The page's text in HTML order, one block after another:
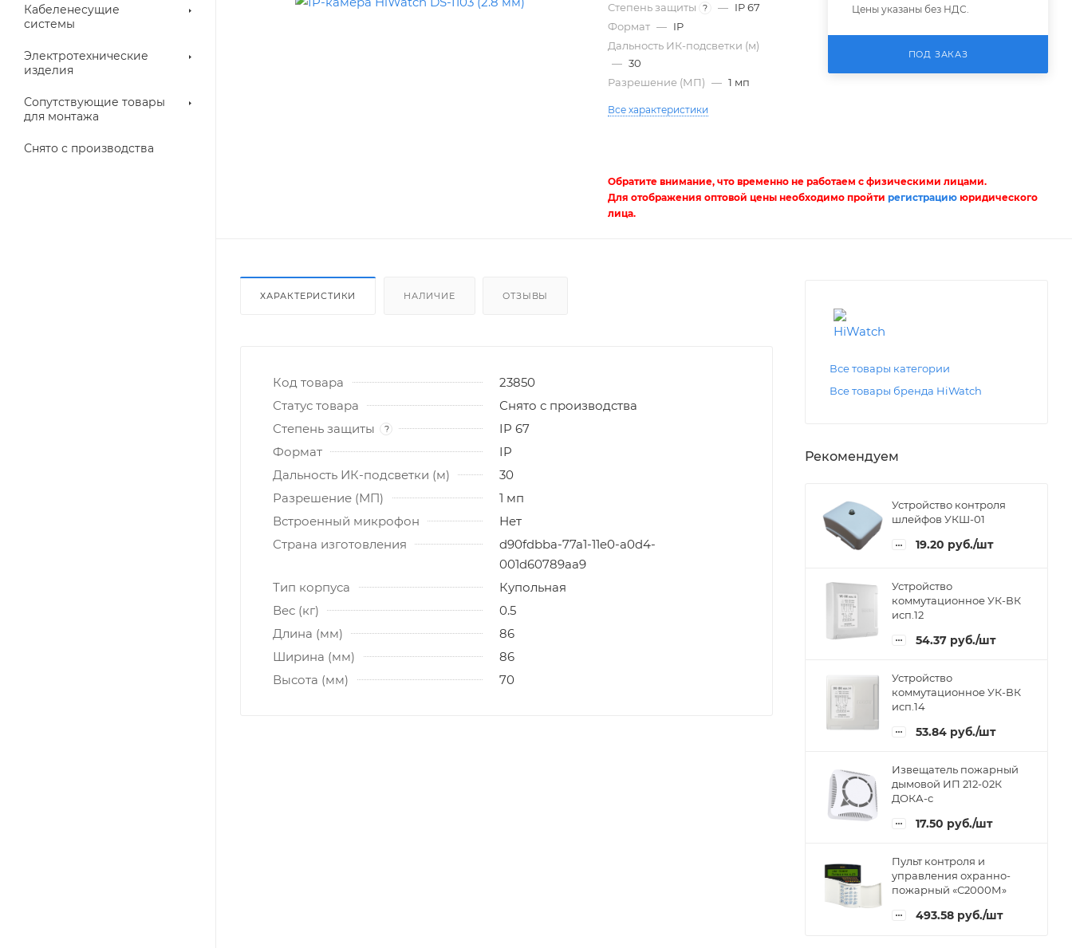
Кабеленесущие
системы
Электротехнические
изделия
Сопутствующие товары
для монтажа
Снято с производства
Степень защиты
? — IP 67
Формат — IP
Дальность ИК-подсветки (м)
— 30
Разрешение (МП) — 1 мп
Все характеристики
Цены указаны без НДС.
ПОД ЗАКАЗ
Обратите внимание, что временно не работаем с физическими лицами.
Для отображения оптовой цены необходимо пройтирегистрацию юридического
лица.
ХАРАКТЕРИСТИКИ НАЛИЧИЕ ОТЗЫВЫ
Код товара
23850
Статус товара
Снято с производства
Степень защиты
?
IP 67
Формат
IP
Дальность ИК-подсветки (м)
30
Разрешение (МП)
1 мп
Встроенный микрофон
Нет
Страна изготовления
d90fdbba-77a1-11e0-a0d4-
001d60789aa9
Тип корпуса
Купольная
Вес (кг)
0.5
Длина (мм)
86
Ширина (мм)
86
Высота (мм)
70
Все товары категории
Все товары бренда HiWatch
Рекомендуем
Устройство контроля
шлейфов УКШ-01
19.20 руб./шт
Устройство
коммутационное УК-ВК
исп.12
54.37 руб./шт
Устройство
коммутационное УК-ВК
исп.14
53.84 руб./шт
Извещатель пожарный
дымовой ИП 212-02К
ДОКА-с
17.50 руб./шт
Пульт контроля и
управления охранно-
пожарный «С2000М»
493.58 руб./шт